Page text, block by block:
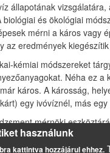
állapotának
és ökológiai
mérni a káros vagy
az eredmények
kémiai módszereket
Néha ez
káros. A károsság,
egy ivóvíznél, más
mérnöki
a helyszíni (in situ)
használunk
kattintva hozzájárul ehhez.